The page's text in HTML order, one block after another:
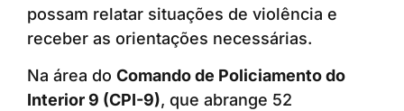
possam relatar situações de violência e
receber as orientações necessárias.
Na área do Comando de Policiamento do
Interior 9 (CPI-9), que abrange 52